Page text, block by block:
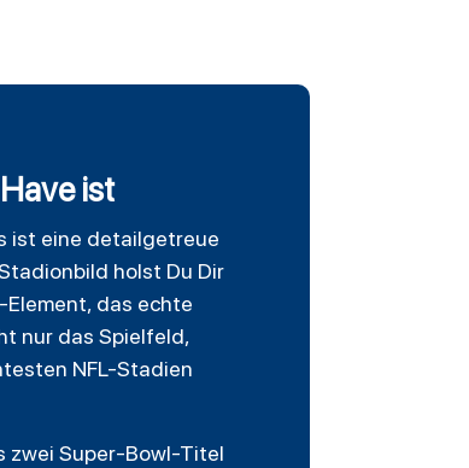
ist
ist eine detailgetreue
holst Du Dir
das echte
nur das Spielfeld,
NFL-Stadien
zwei Super-Bowl-Titel